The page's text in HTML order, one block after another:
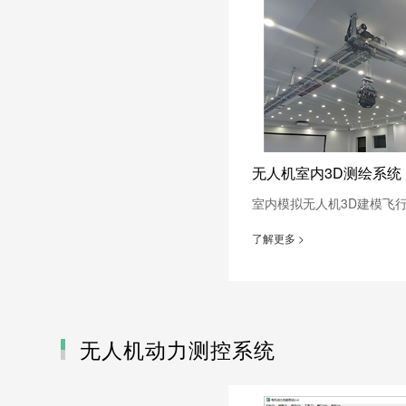
无人机室内3D测绘系统
室内模拟无人机3D建模飞
了解更多 >
无人机动力测控系统